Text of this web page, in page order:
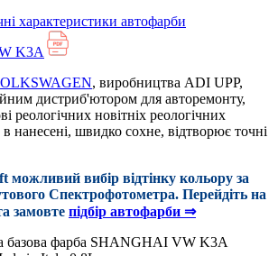
характеристики автофарби
K3A
, виробництва ADI UPP,
дистриб'ютором для авторемонту,
реологічних новітніх реологічних
нанесені, швидко сохне, відтворює точні
можливий вибір відтінку кольору за
Cпектрофотометра. Перейдіть на
замовте підбір автофарби ⇒
базова фарба SHANGHAI VW K3A